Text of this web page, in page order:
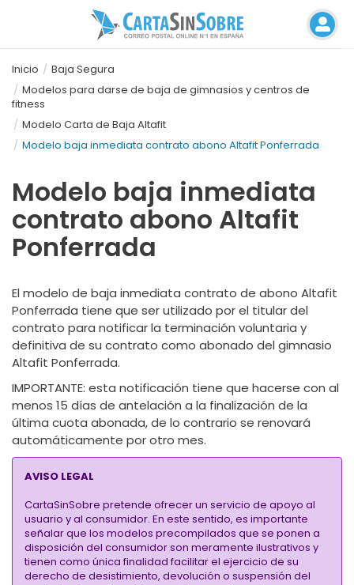
Inicio
Baja Segura
Modelos para darse de baja de gimnasios y centros de
fitness
Modelo Carta de Baja Altafit
Modelo baja inmediata contrato abono Altafit Ponferrada
Modelo baja inmediata
contrato abono Altafit
Ponferrada
El modelo de baja inmediata contrato de abono Altafit
Ponferrada tiene que ser utilizado por el titular del
contrato para notificar la terminación voluntaria y
definitiva de su contrato como abonado del gimnasio
Altafit Ponferrada.
IMPORTANTE: esta notificación tiene que hacerse con al
menos 15 días de antelación a la finalización de la
última cuota abonada, de lo contrario se renovará
automáticamente por otro mes.
AVISO LEGAL
CartaSinSobre pretende ofrecer un servicio de apoyo al
usuario y al consumidor. En este sentido, es importante
señalar que los modelos precompilados que se ponen a
disposición del consumidor son meramente ilustrativos y
tienen como única finalidad facilitar el ejercicio de su
derecho de desistimiento, devolución o suspensión del